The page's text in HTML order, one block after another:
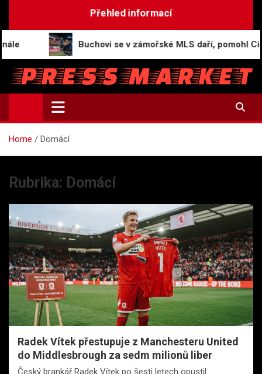
Přehled informací
Buchovi se v zámořské MLS daří, pomohl Cincinnati k
PressMarket.cz
Magazín zpráv a informací
Home Domácí
Rubrika: Domácí
Radek Vítek přestupuje z Manchesteru United
do Middlesbrough za sedm milionů liber
Český brankář Radek Vítek po šesti letech opustil